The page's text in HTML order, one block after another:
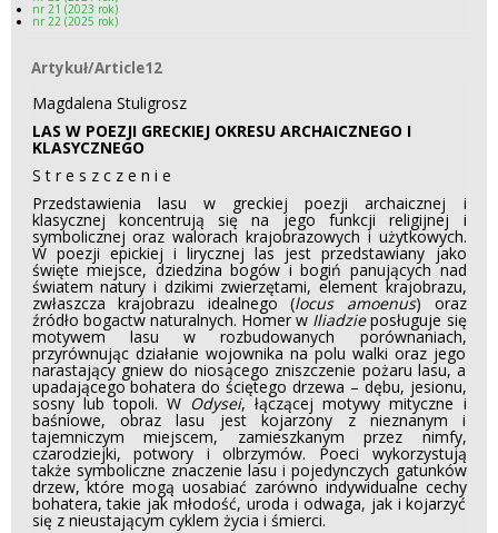
nr 21 (2023 rok)
nr 22 (2025 rok)
Artykuł/Article12
Artykuł/Article12
Magdalena Stuligrosz
LAS W POEZJI GRECKIEJ OKRESU ARCHAICZNEGO I
KLASYCZNEGO
S t r e s z c z e n i e
Przedstawienia lasu w greckiej poezji archaicznej i
klasycznej koncentrują się na jego funkcji religijnej i
symbolicznej oraz walorach krajobrazowych i użytkowych.
W poezji epickiej i lirycznej las jest przedstawiany jako
święte miejsce, dziedzina bogów i bogiń panujących nad
światem natury i dzikimi zwierzętami, element krajobrazu,
zwłaszcza krajobrazu idealnego (locus amoenus) oraz
źródło bogactw naturalnych. Homer w Iliadzieposługuje się
motywem lasu w rozbudowanych porównaniach,
przyrównując działanie wojownika na polu walki oraz jego
narastający gniew do niosącego zniszczenie pożaru lasu, a
upadającego bohatera do ściętego drzewa – dębu, jesionu,
sosny lub topoli. W Odysei, łączącej motywy mityczne i
baśniowe, obraz lasu jest kojarzony z nieznanym i
tajemniczym miejscem, zamieszkanym przez nimfy,
czarodziejki, potwory i olbrzymów. Poeci wykorzystują
także symboliczne znaczenie lasu i pojedynczych gatunków
drzew, które mogą uosabiać zarówno indywidualne cechy
bohatera, takie jak młodość, uroda i odwaga, jak i kojarzyć
się z nieustającym cyklem życia i śmierci.